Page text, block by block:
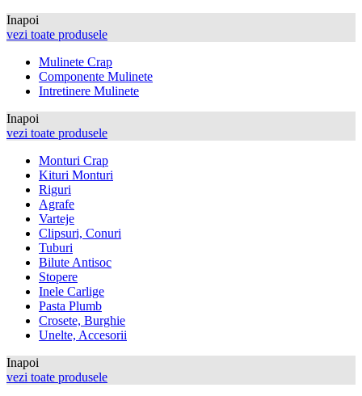
Inapoi
vezi toate produsele
Mulinete Crap
Componente Mulinete
Intretinere Mulinete
Inapoi
vezi toate produsele
Monturi Crap
Kituri Monturi
Riguri
Agrafe
Varteje
Clipsuri, Conuri
Tuburi
Bilute Antisoc
Stopere
Inele Carlige
Pasta Plumb
Crosete, Burghie
Unelte, Accesorii
Inapoi
vezi toate produsele